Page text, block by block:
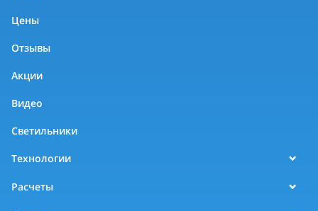
Цены
Отзывы
Акции
Видео
Светильники
Технологии
Расчеты